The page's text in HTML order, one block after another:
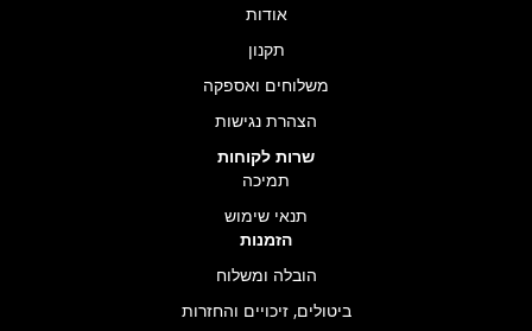
אודות
תקנון
משלוחים ואספקה
הצהרת נגישות
שרות לקוחות
תמיכה
תנאי שימוש
הזמנות
הובלה ומשלוח
ביטולים, זיכויים והחזרות